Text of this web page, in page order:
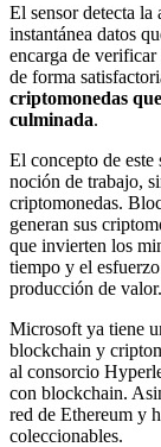
El sensor detecta
instantánea datos
encarga de
de forma
criptomonedas
culminada.
El concepto de este
noción de trabajo,
criptomonedas.
generan sus
que invierten los
tiempo y el
producción de valor.
Microsoft ya tiene
blockchain y
al consorcio
con blockchain.
red de Ethereum y
coleccionables.